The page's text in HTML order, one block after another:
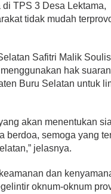
TPS 3 Desa Lektama,
tidak mudah
Safitri Malik
hak
Buru Selatan untuk
akan menentukan
berdoa, semoga yang
jelasnya.
dan
oknum-oknum